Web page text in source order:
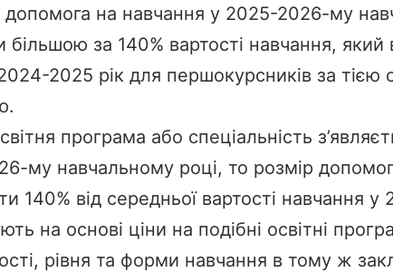
на навчання у 2025-2026-му
за 140% вартості навчання, який
2025 рік для першокурсників за тією
програма або спеціальність
му навчальному році, то розмір
140% від середньої вартості навчання у
на основі ціни на подібні освітні
рівня та форми навчання в тому ж